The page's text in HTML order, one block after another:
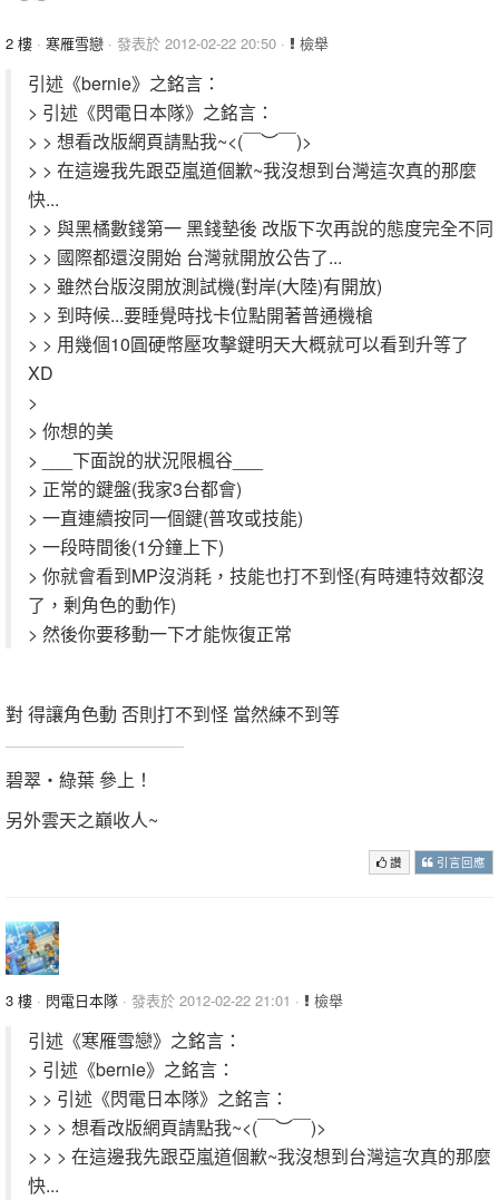
2 樓 · 寒雁雪戀 · 發表於 2012-02-22 20:50 · 檢舉
引述《bernie》之銘言：
> 引述《閃電日本隊》之銘言：
> > 想看改版網頁請點我~<(￣︶￣)>
> > 在這邊我先跟亞嵐道個歉~我沒想到台灣這次真的那麼
快...
> > 與黑橘數錢第一 黑錢墊後 改版下次再說的態度完全不同
> > 國際都還沒開始 台灣就開放公告了...
> > 雖然台版沒開放測試機(對岸(大陸)有開放)
> > 到時候...要睡覺時找卡位點開著普通機槍
> > 用幾個10圓硬幣壓攻擊鍵明天大概就可以看到升等了
XD
>
> 你想的美
> ___下面說的狀況限楓谷___
> 正常的鍵盤(我家3台都會)
> 一直連續按同一個鍵(普攻或技能)
> 一段時間後(1分鐘上下)
> 你就會看到MP沒消耗，技能也打不到怪(有時連特效都沒
了，剰角色的動作)
> 然後你要移動一下才能恢復正常
對 得讓角色動 否則打不到怪 當然練不到等
碧翠‧綠葉 參上！
另外雲天之巔收人~
讚 引言回應
3 樓 · 閃電日本隊 · 發表於 2012-02-22 21:01 · 檢舉
引述《寒雁雪戀》之銘言：
> 引述《bernie》之銘言：
> > 引述《閃電日本隊》之銘言：
> > > 想看改版網頁請點我~<(￣︶￣)>
> > > 在這邊我先跟亞嵐道個歉~我沒想到台灣這次真的那麼
快...